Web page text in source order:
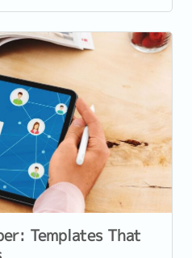
年换工作，最大的问题其实是「等
Templates That